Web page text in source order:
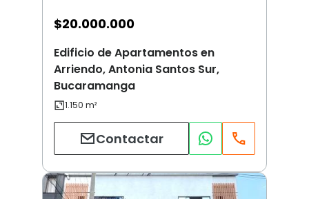
$20.000.000
Edificio de Apartamentos en
Arriendo, Antonia Santos Sur,
Bucaramanga
Contactar